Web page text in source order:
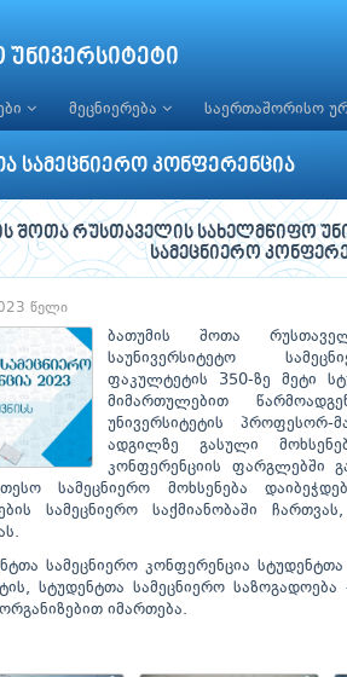
მეცნიერება საერთაშორისო
სამეცნიერო კონფერენცია
შოთა რუსთაველის სახელმწიფო
სამეცნიერო
წელი
ბათუმის შოთა
საუნივერსიტეტო
ფაკულტეტის 350-ზე მეტი
მიმართულებით
უნივერსიტეტის პროფესორ-
ადგილზე გასული
კონფერენციის ფარგლებში
სამეცნიერო მოხსენება
სამეცნიერო საქმიანობაში
სამეცნიერო კონფერენცია
სტუდენტთა სამეცნიერო
იმართება.